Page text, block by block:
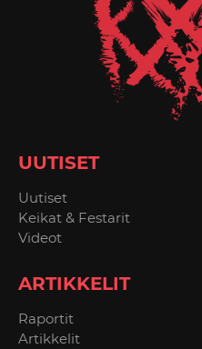
UUTISET
Uutiset
Keikat & Festarit
Videot
ARTIKKELIT
Raportit
Artikkelit